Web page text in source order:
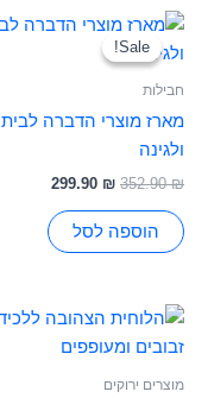
Sale!
Sale!
חבילות
מארז מוצרי הדברה לבית
ולגינה
352.90₪
המחיר
המקורי
היה:
299.90 ₪
המחיר
הוספה לסל
מוצרים ירוקים